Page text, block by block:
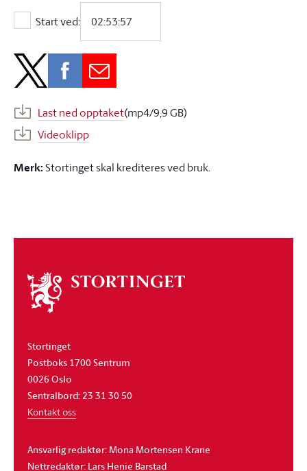
Start ved:
Start ved:
Last ned opptaket(mp4/9,9 GB)
Videoklipp
Merk:Stortinget skal krediteres ved bruk.
Om
stortinget
Stortinget
Postboks 1700 Sentrum
0026 Oslo
Sentralbord: 23 31 30 50
Kontakt oss
Ansvarlig redaktør: Mona Mortensen Krane
Nettredaktør: Lars Henie Barstad